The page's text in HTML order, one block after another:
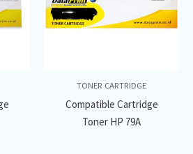
TONER CARTRIDGE
Compatible Cartridge
Toner HP 79A